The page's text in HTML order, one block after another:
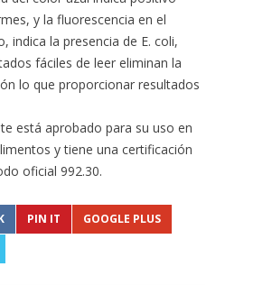
y la fluorescencia en el
indica la presencia de E. coli,
fáciles de leer eliminan la
lo que proporcionar resultados
está aprobado para su uso en
y tiene una certificación
oficial 992.30.
PIN IT
GOOGLE PLUS